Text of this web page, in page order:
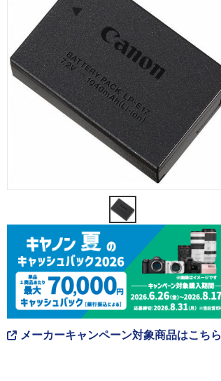
メーカーキャンペーン対象商品はこちら